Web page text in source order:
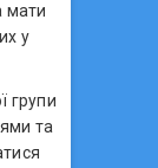
мати
у
групи
та